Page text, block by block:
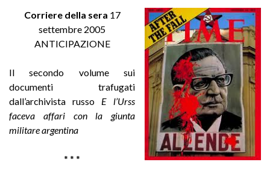
Corriere della sera 17
settembre 2005
ANTICIPAZIONE
Il secondo volume sui
documenti trafugati
dall’archivista russo E l’Urss
faceva affari con la giunta
militare argentina
* * *